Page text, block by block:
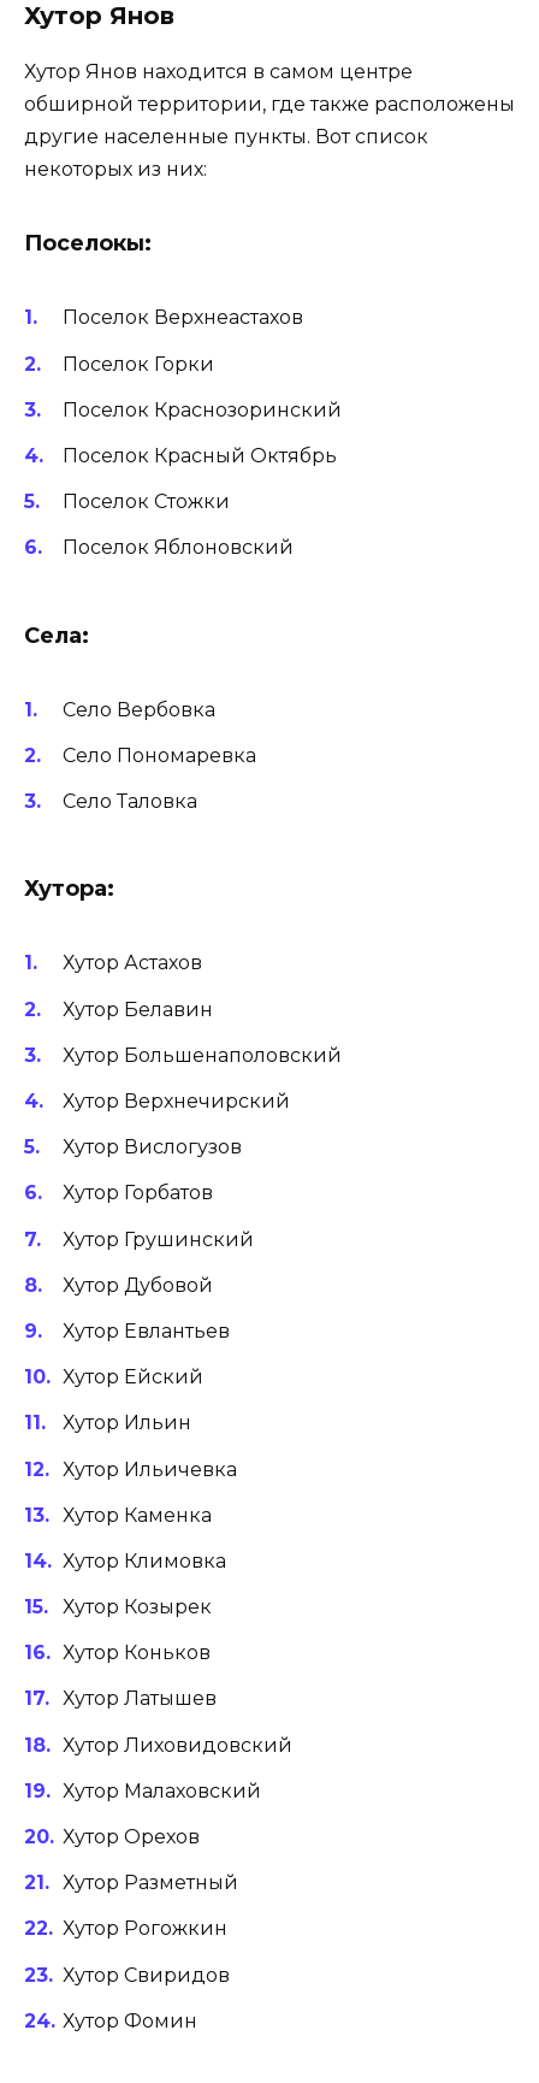
Хутор Янов
Хутор Янов находится в самом центре
обширной территории, где также расположены
другие населенные пункты. Вот список
некоторых из них:
Поселокы:
Поселок Верхнеастахов
Поселок Горки
Поселок Краснозоринский
Поселок Красный Октябрь
Поселок Стожки
Поселок Яблоновский
Села:
Село Вербовка
Село Пономаревка
Село Таловка
Хутора:
Хутор Астахов
Хутор Белавин
Хутор Большенаполовский
Хутор Верхнечирский
Хутор Вислогузов
Хутор Горбатов
Хутор Грушинский
Хутор Дубовой
Хутор Евлантьев
Хутор Ейский
Хутор Ильин
Хутор Ильичевка
Хутор Каменка
Хутор Климовка
Хутор Козырек
Хутор Коньков
Хутор Латышев
Хутор Лиховидовский
Хутор Малаховский
Хутор Орехов
Хутор Разметный
Хутор Рогожкин
Хутор Свиридов
Хутор Фомин